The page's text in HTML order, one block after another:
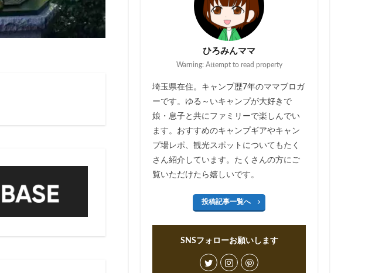
ひろみんママ
Warning: Attempt to read property
埼玉県在住。キャンプ歴7年のママブロガ
ーです。ゆる～いキャンプが大好きで
娘・息子と共にファミリーで楽しんでい
ます。おすすめのキャンプギアやキャン
プ場レポ、観光スポットについてもたく
さん紹介しています。たくさんの方にご
覧いただけたら嬉しいです。
投稿記事一覧へ
SNSフォローお願いします